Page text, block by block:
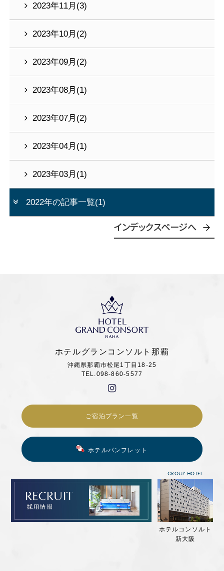
2023年11月(3)
2023年10月(2)
2023年09月(2)
2023年08月(1)
2023年07月(2)
2023年04月(1)
2023年03月(1)
2022年の記事一覧(1)
インデックスページへ
ホテルグランコンソルト那覇
沖縄県那覇市松尾1丁目18-25
TEL.098-860-5577
ご宿泊プラン一覧
ホテルパンフレット
GROUP HOTEL
ホテルコンソルト
新大阪